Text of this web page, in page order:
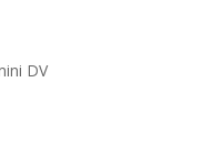
DV